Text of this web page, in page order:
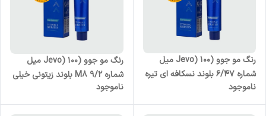
رنگ مو جوو (Jevo) 100 میل
شماره 6/47 بلوند نسکافه ای تیره
ناموجود
رنگ مو جوو (Jevo) 100 میل
شماره M8 9/2 بلوند زیتونی خیلی
روشن
ناموجود